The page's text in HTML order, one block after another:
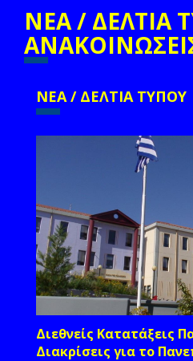
ΝΕΑ / ΔΕΛΤΙΑ
ΝΕΑ / ΔΕΛΤΙΑ ΤΥΠΟΥ
Διεθνείς Κατατάξεις
Διακρίσεις για το